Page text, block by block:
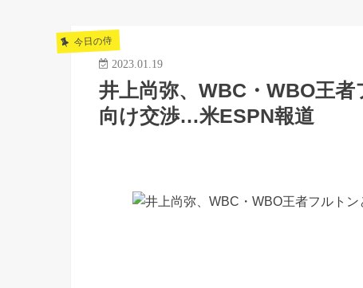
今日の侍
2023.01.19
井上尚弥、WBC・WBO王
向け交渉…米ESPN報道